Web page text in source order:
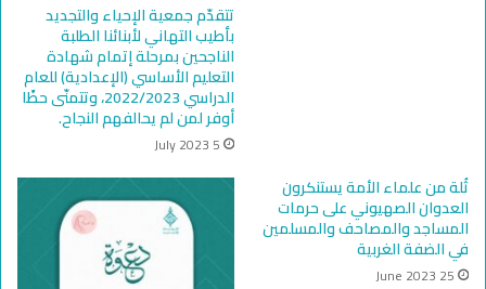
تتقدّم جمعية الإحياء والتجديد
بأطيب التهاني لأبنائنا الطلبة
الناجحين بمرحلة إتمام شهادة
التعليم الأساسي (الإعدادية) للعام
الدراسي 2022/2023، وتتمنّى حظًا
أوفر لمن لم يحالفهم النجاح.
5 July 2023
ثُلة من علماء الأمة يستنكرون
العدوان الصهيوني على حرمات
المساجد والمصاحف والمسلمين
في الضفة الغربية
25 June 2023